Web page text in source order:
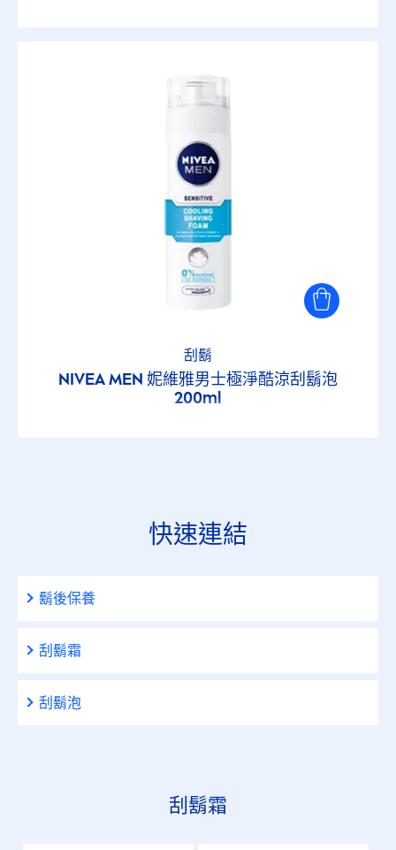
刮鬍
NIVEAMEN 妮維雅男士極淨酷涼刮鬍泡
200ml
快速連結
鬍後保養
刮鬍霜
刮鬍泡
刮鬍霜